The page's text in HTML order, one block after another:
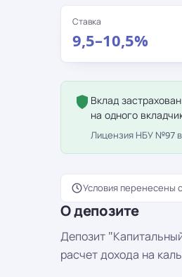
Ставка
9,5–10,5%
Вклад
на одного
Лицензия НБУ №97
Условия перенесены
О депозите
Депозит
расчет дохода на